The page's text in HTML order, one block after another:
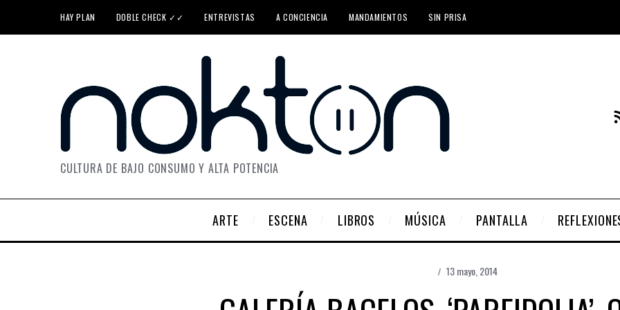
HAY PLAN DOBLE CHECK ✓✓ ENTREVISTAS A CONCIENCIA MANDAMIENTOS SIN PRISA
CULTURA DE BAJO CONSUMO Y ALTA POTENCIA
ARTE ESCENA LIBROS MÚSICA PANTALLA
13 mayo, 2014